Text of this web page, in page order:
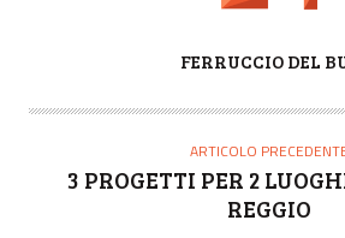
T
FERRUCCIO DEL
ARTICOLO
3 PROGETTI PER 2
REGGIO